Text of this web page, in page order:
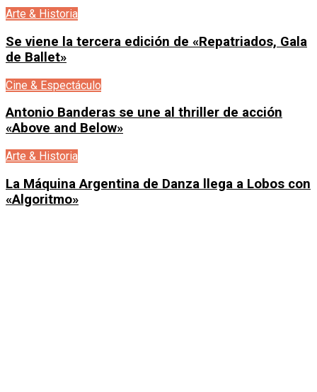
Arte & Historia
Se viene la tercera edición de «Repatriados, Gala
de Ballet»
Cine & Espectáculo
Antonio Banderas se une al thriller de acción
«Above and Below»
Arte & Historia
La Máquina Argentina de Danza llega a Lobos con
«Algoritmo»